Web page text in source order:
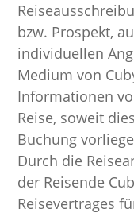
bzw. Prospekt,
individuellen
Medium von
Informationen
Reise, soweit
Buchung
Durch die
der Reisende
Reisevertrages